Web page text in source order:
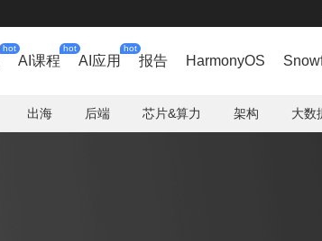
hot
AI课程
hot
AI应用
hot
报告 HarmonyOS
出海 后端 芯片&算力 架构 大数